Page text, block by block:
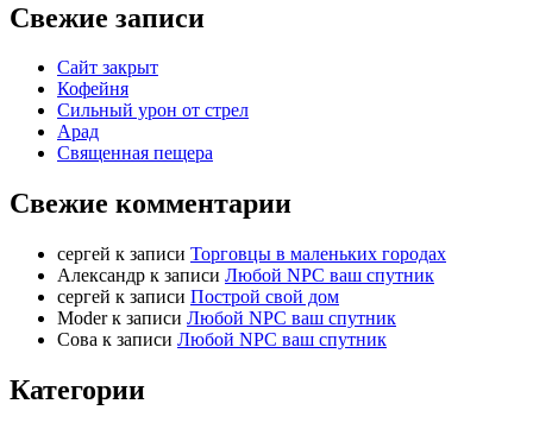
Свежие записи
Сайт закрыт
Кофейня
Cильный урон от стрел
Арад
Священная пещера
Свежие комментарии
cергей к записи Торговцы в маленьких городах
Александр к записи Любой NPC ваш спутник
cергей к записи Построй свой дом
Moderк записи Любой NPC ваш спутник
Сова к записи Любой NPC ваш спутник
Категории